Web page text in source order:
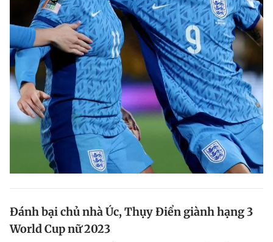
Đánh bại chủ nhà Úc, Thụy Điển giành hạng 3
World Cup nữ 2023